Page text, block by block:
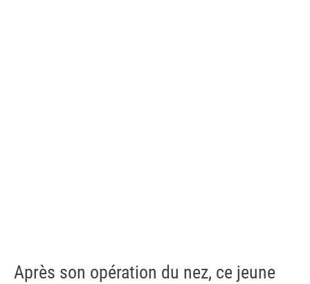
Après son opération du nez, ce jeune